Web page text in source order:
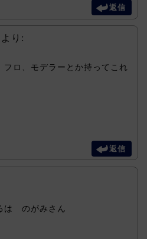
返信
より:
フロ、モデラーとか持ってこれ
返信
は のがみさん